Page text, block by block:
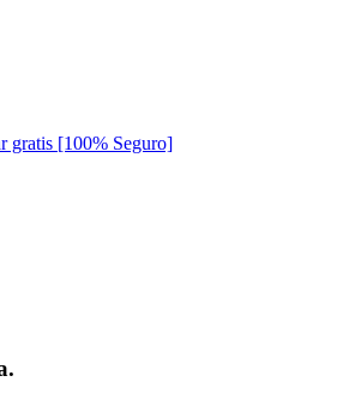
gratis [100% Seguro]